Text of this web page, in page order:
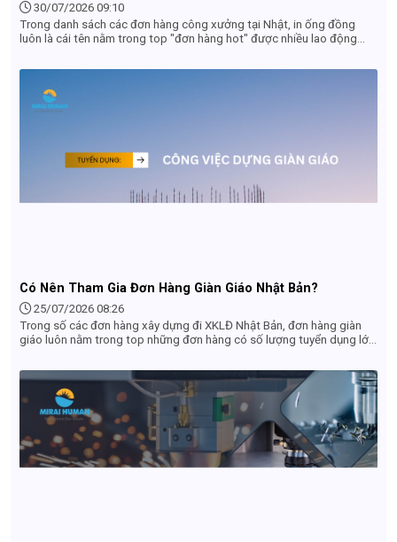
30/07/2026 09:10
Trong danh sách các đơn hàng công xưởng tại Nhật, in ống đồng
luôn là cái tên nằm trong top "đơn hàng hot" được nhiều lao động
độc hại không? Có vất vả không và mức lương thực nhận là bao
tế công việc in ống đồng tại Nhật Bản giúp bạn đưa ra quyết định
đúng đắn nhất.
Có Nên Tham Gia Đơn Hàng Giàn Giáo Nhật Bản?
25/07/2026 08:26
Trong số các đơn hàng xây dựng đi XKLĐ Nhật Bản, đơn hàng giàn
giáo luôn nằm trong top những đơn hàng có số lượng tuyển dụng lớn
vì đóng mác "việc nặng lương thấp". Liệu thực tế có phải như vậy? Có
nên đi đơn hàng giàn giáo Nhật Bản không? Hãy cùng tìm hiểu chi tiết
từ mức lương, chế độ đãi ngộ đến điều kiện thực tế qua bài viết dưới